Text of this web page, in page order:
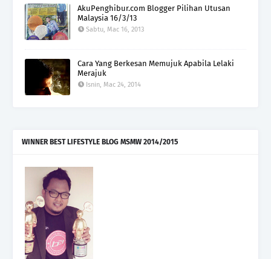
AkuPenghibur.com Blogger Pilihan Utusan
Malaysia 16/3/13
Sabtu, Mac 16, 2013
Cara Yang Berkesan Memujuk Apabila Lelaki
Merajuk
Isnin, Mac 24, 2014
WINNER BEST LIFESTYLE BLOG MSMW 2014/2015